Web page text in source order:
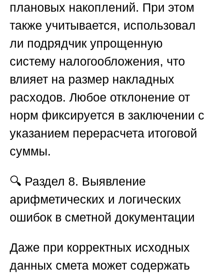
плановых накоплений. При этом
также учитывается, использовал
ли подрядчик упрощенную
систему налогообложения, что
влияет на размер накладных
расходов. Любое отклонение от
норм фиксируется в заключении с
указанием перерасчета итоговой
суммы.
🔍 Раздел 8. Выявление
арифметических и логических
ошибок в сметной документации
Даже при корректных исходных
данных смета может содержать